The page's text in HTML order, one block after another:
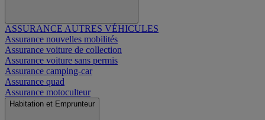
ASSURANCE AUTRES VÉHICULES
Assurance nouvelles mobilités
Assurance voiture de collection
Assurance voiture sans permis
Assurance camping-car
Assurance quad
Assurance motoculteur
Habitation et Emprunteur